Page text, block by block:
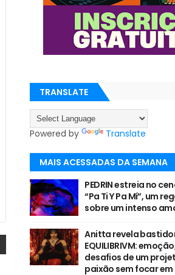
TRANSLATE
Powered by Translate
MAIS ACESSADAS DA SEMANA
PEDRIN estreia no
“Pa Ti Y Pa Mí”, um
sobre um intenso
Anitta revela
EQUILIBRIVM:
desafios de um
paixão sem focar em